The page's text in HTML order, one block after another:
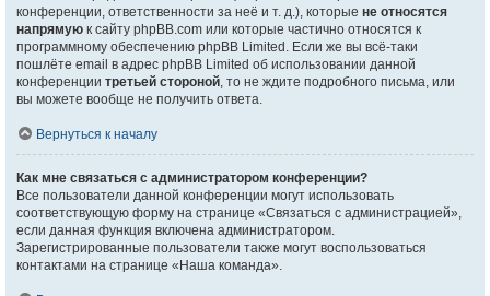
конференции, ответственности за неё и т. д.), которые не относятся
напрямую к сайту phpBB.com или которые частично относятся к
программному обеспечению phpBB Limited. Если же вы всё-таки
пошлёте email в адрес phpBB Limited об использовании данной
конференции третьей стороной, то не ждите подробного письма, или
вы можете вообще не получить ответа.
Вернуться к началу
Как мне связаться с администратором конференции?
Все пользователи данной конференции могут использовать
соответствующую форму на странице «Связаться с администрацией»,
если данная функция включена администратором.
Зарегистрированные пользователи также могут воспользоваться
контактами на странице «Наша команда».